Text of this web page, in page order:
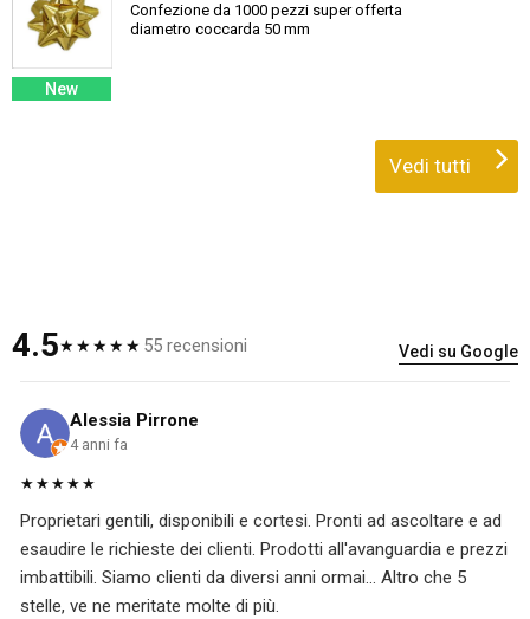
New
Confezione da 1000 pezzi super offerta
diametro coccarda 50 mm
Vedi tutti
4.5★★★★★ 55 recensioni Vedi su Google
Alessia Pirrone
4 anni fa
★★★★★
Proprietari gentili, disponibili e cortesi. Pronti ad ascoltare e ad
esaudire le richieste dei clienti. Prodotti all'avanguardia e prezzi
imbattibili. Siamo clienti da diversi anni ormai... Altro che 5
stelle, ve ne meritate molte di più.